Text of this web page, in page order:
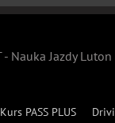
Kurs PASS PLUS